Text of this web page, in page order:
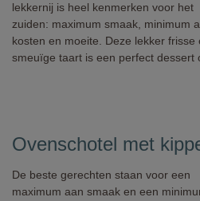
lekkernij is heel kenmerken voor het
zuiden: maximum smaak, minimum
kosten en moeite. Deze lekker frisse
smeuïge taart is een perfect dessert
Ovenschotel met
De beste gerechten staan voor een
maximum aan smaak en een